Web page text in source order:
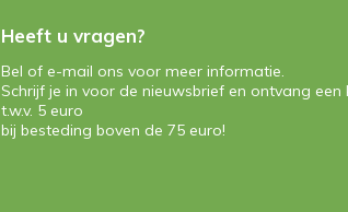
Heeft u vragen?
Bel of e-mail ons voor meer informatie.
Schrijf je in voor de nieuwsbrief en ontvang
t.w.v. 5 euro
bij besteding boven de 75 euro!